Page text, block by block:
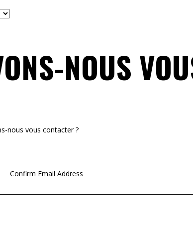
NOUS
nous vous contacter ?
Confirm Email Address